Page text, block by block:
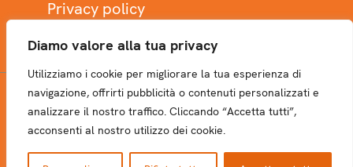
Diamo valore alla tua privacy
Utilizziamo i cookie per migliorare la tua esperienza di
navigazione, offrirti pubblicità o contenuti personalizzati e
analizzare il nostro traffico. Cliccando “Accetta tutti”,
acconsenti al nostro utilizzo dei cookie.
Privacy policy
NEWSLETTER